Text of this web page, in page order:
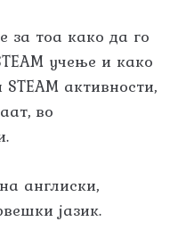
за тоа како да го
учење и како
активности,
во
англиски,
јазик.